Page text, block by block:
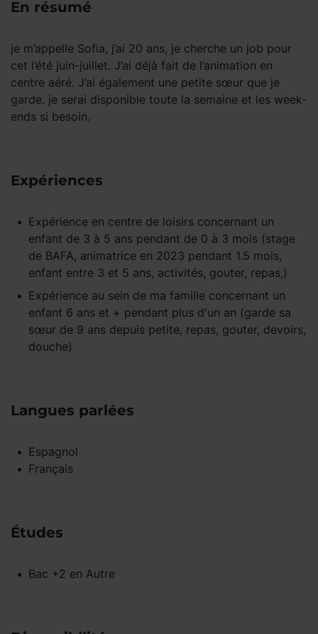
En résumé
je m’appelle Sofia, j’ai 20 ans, je cherche un job pour
cet l’été juin-juillet. J’ai déjà fait de l’animation en
centre aéré. J’ai également une petite sœur que je
garde. je serai disponible toute la semaine et les week-
ends si besoin.
Expériences
Expérience en centre de loisirs concernant un
enfant de 3 à 5 ans pendant de 0 à 3 mois (stage
de BAFA, animatrice en 2023 pendant 1.5 mois,
enfant entre 3 et 5 ans, activités, gouter, repas,)
Expérience au sein de ma famille concernant un
enfant 6 ans et + pendant plus d'un an (garde sa
sœur de 9 ans depuis petite, repas, gouter, devoirs,
douche)
Langues parlées
Espagnol
Français
Études
Bac +2 en Autre